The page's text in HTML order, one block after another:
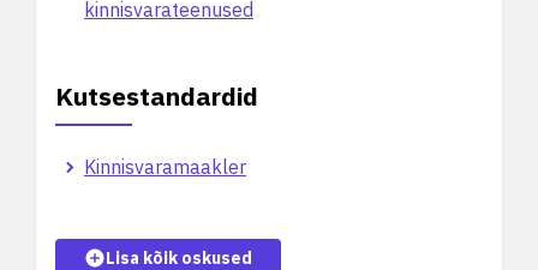
kinnisvarateenused
Kutsestandardid
Kinnisvaramaakler
Lisa kõik oskused